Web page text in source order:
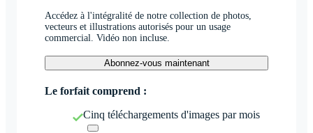
Accédez à l'intégralité de notre collection de photos,
vecteurs et illustrations autorisés pour un usage
commercial. Vidéo non incluse.
Abonnez-vous maintenant
Le forfait comprend :
Cinq téléchargements d'images par mois